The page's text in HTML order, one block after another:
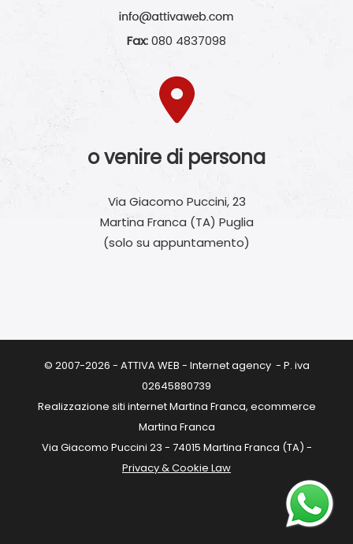
Fax:080 4837098
o venire di persona
Via Giacomo Puccini, 23
Martina Franca (TA) Puglia
(solo su appuntamento)
© 2007-2026 - ATTIVA WEB - Internet agency - P. iva
02645880739
Realizzazione siti internet Martina Franca, ecommerce
Martina Franca
Via Giacomo Puccini 23 - 74015 Martina Franca (TA) -
Privacy & Cookie Law